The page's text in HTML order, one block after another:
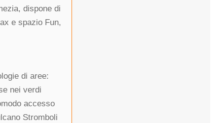
dispone di
e spazio Fun,
di aree:
nei verdi
accesso
Stromboli